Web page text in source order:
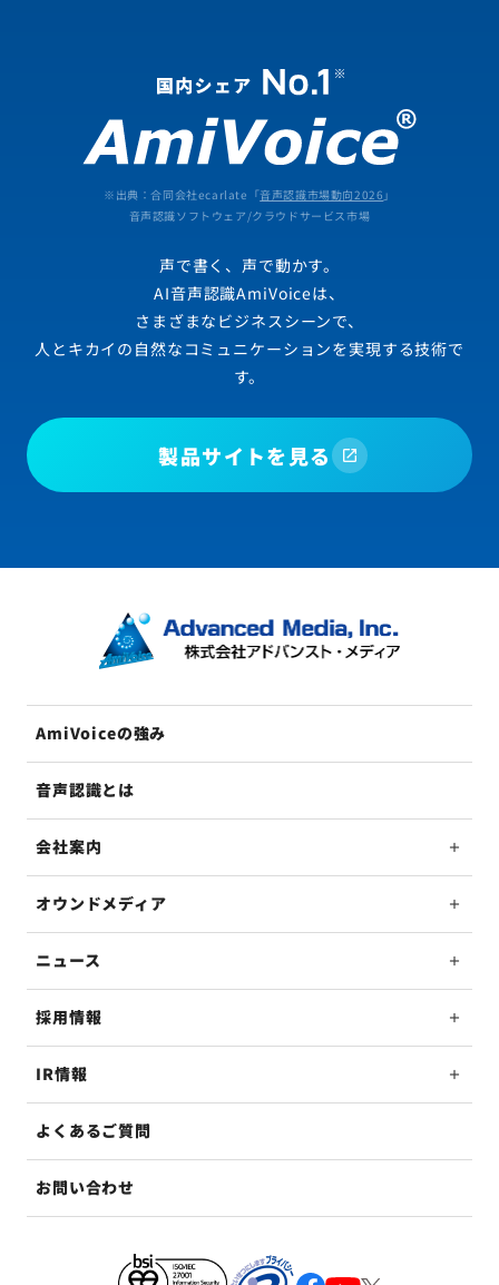
※出典：合同会社ecarlate「音声認識市場動向2026 」
音声認識ソフトウェア/クラウドサービス市場
声で書く、声で動かす。
AI音声認識AmiVoiceは、
さまざまなビジネスシーンで、
人とキカイの自然なコミュニケーションを実現する技術で
す。
製品サイトを見る
AmiVoiceの強み
音声認識とは
会社案内
オウンドメディア
ニュース
採用情報
IR情報
よくあるご質問
お問い合わせ